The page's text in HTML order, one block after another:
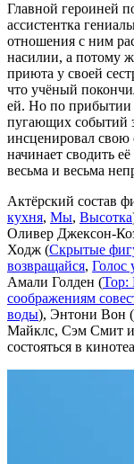
Главной героиней
ассистентка
отношения с ним
насилии, а потому
приюта у своей
что учёный
ей. Но по прибытии
пугающих событий
инсценировал свою
начинает сводить
весьма и весьма
Актёрский состав
кухня, Мы, Высотка
Оливер Джексон-
Ходж (Скрытые
возвращайся, Голос
Амали Голден (Тор:
соображениям
воды), Энтони Вон (
Майклс, Сэм Смит и
состояться в